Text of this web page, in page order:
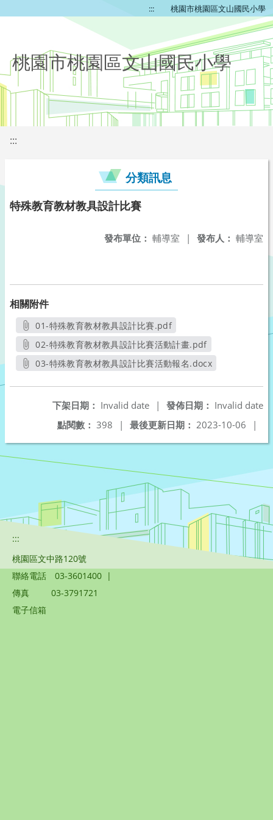
::: 桃園市桃園區文山國民小學
桃園市桃園區文山國民小學
:::
分類訊息
特殊教育教材教具設計比賽
發布人： 輔導室
發布單位： 輔導室 |
相關附件
01-特殊教育教材教具設計比賽.pdf
另開新視窗
02-特殊教育教材教具設計比賽活動計畫.pdf
另開新視窗
03-特殊教育教材教具設計比賽活動報名.docx
發佈日期： Invalid date
下架日期： Invalid date
|
最後更新日期： 2023-10-06 |
點閱數： 398 |
:::
桃園區文中路120號
聯絡電話
03-3601400 |
傳真
03-3791721
電子信箱